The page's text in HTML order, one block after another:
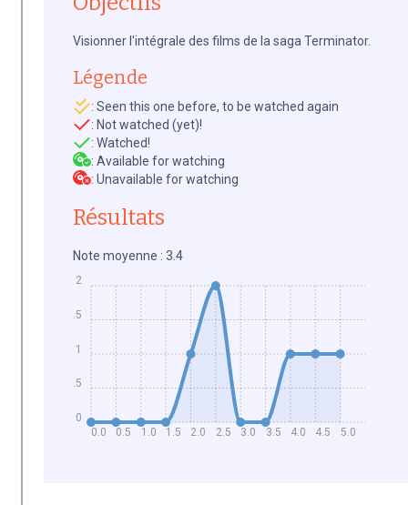
Visionner l'intégrale des films de la saga Terminator.
Légende
: Seen this one before, to be watched again
: Not watched (yet)!
: Watched!
: Available for watching
: Unavailable for watching
Résultats
Note moyenne : 3.4
0.0 0.5 1.0 1.5 2.0 2.5 3.0 3.5 4.0 4.5 5.0
0
0.5
1
1.5
2